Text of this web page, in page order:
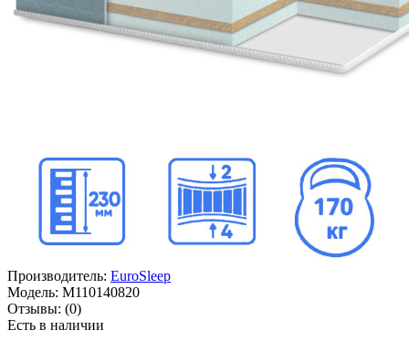
Производитель: EuroSleep
Модель: M110140820
Отзывы: (0)
Есть в наличии